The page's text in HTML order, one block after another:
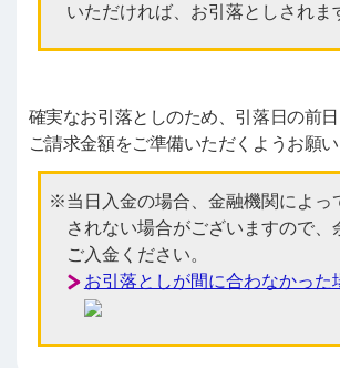
いただければ、お引落としされま
確実なお引落としのため、引落日の前
ご請求金額をご準備いただくようお願い
当日入金の場合、金融機関によっ
されない場合がございますので、
ご入金ください。
お引落としが間に合わなかった